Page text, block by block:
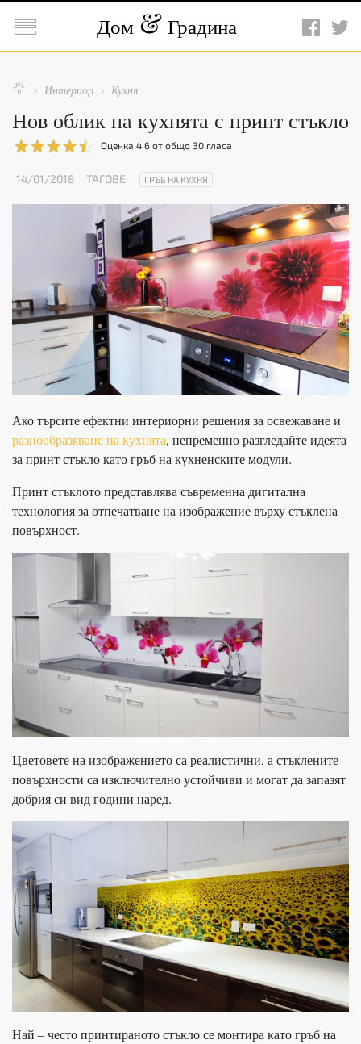
 Дом Градина
  Интериор  Кухня
Нов облик на кухнята с принт стъкло
Оценка 4.6 от общо 30 гласа
14/01/2018 ТАГОВЕ: ГРЪБ НА КУХНЯ
Ако търсите ефектни интериорни решения за освежаване и
разнообразяване на кухнята, непременно разгледайте идеята
за принт стъкло като гръб на кухненските модули.
Принт стъклото представлява съвременна дигитална
технология за отпечатване на изображение върху стъклена
повърхност.
Цветовете на изображението са реалистични, а стъклените
повърхности са изключително устойчиви и могат да запазят
добрия си вид години наред.
Най – често принтираното стъкло се монтира като гръб на